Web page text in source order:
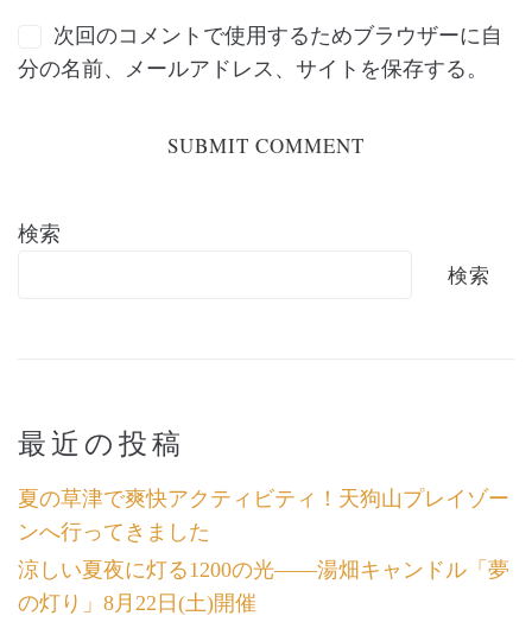
次回のコメントで使用するためブラウザーに自
分の名前、メールアドレス、サイトを保存する。
検索
検索
最近の投稿
夏の草津で爽快アクティビティ！天狗山プレイゾー
ンへ行ってきました
涼しい夏夜に灯る1200の光――湯畑キャンドル「夢
の灯り」8月22日(土)開催